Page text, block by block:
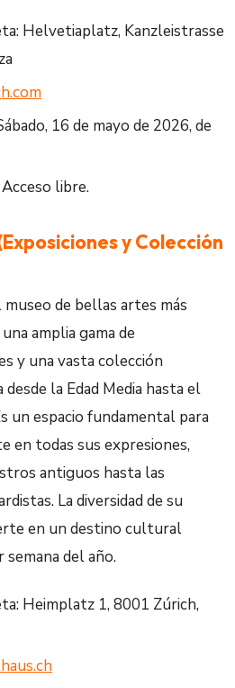
Helvetiaplatz, Kanzleistrasse
16 de mayo de 2026, de
libre.
y Colección
de bellas artes más
amplia gama de
y una vasta colección
la Edad Media hasta el
un espacio fundamental para
en todas sus expresiones,
antiguos hasta las
La diversidad de su
en un destino cultural
del año.
Heimplatz 1, 8001 Zúrich,